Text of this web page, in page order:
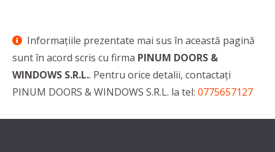
Informaţiile prezentate mai sus în această pagină
sunt în acord scris cu firma PINUM DOORS &
WINDOWS S.R.L.. Pentru orice detalii, contactaţi
PINUM DOORS & WINDOWS S.R.L. la tel: 0775657127